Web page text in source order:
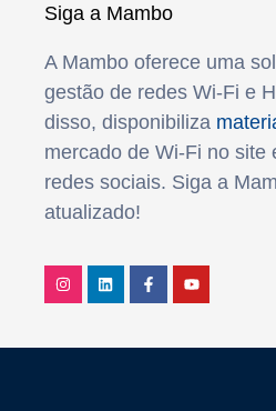
Siga a Mambo
A Mambo oferece uma
gestão de redes Wi-Fi e
disso, disponibiliza
mercado de Wi-Fi no site
redes sociais. Siga a
atualizado!